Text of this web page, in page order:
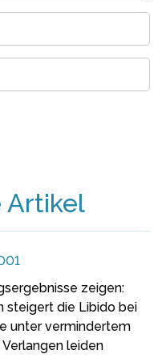
Artikel
zeigen:
steigert die Libido bei
unter vermindertem
leiden